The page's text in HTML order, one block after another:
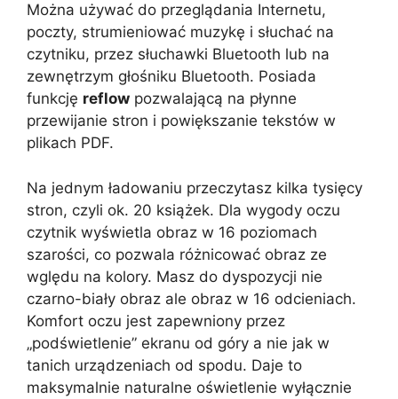
Można używać do przeglądania Internetu,
poczty, strumieniować muzykę i słuchać na
czytniku, przez słuchawki Bluetooth lub na
zewnętrzym głośniku Bluetooth. Posiada
funkcję reflow pozwalającą na płynne
przewijanie stron i powiększanie tekstów w
plikach PDF.
Na jednym ładowaniu przeczytasz kilka tysięcy
stron, czyli ok. 20 książek. Dla wygody oczu
czytnik wyświetla obraz w 16 poziomach
szarości, co pozwala różnicować obraz ze
wględu na kolory. Masz do dyspozycji nie
czarno-biały obraz ale obraz w 16 odcieniach.
Komfort oczu jest zapewniony przez
„podświetlenie” ekranu od góry a nie jak w
tanich urządzeniach od spodu. Daje to
maksymalnie naturalne oświetlenie wyłącznie